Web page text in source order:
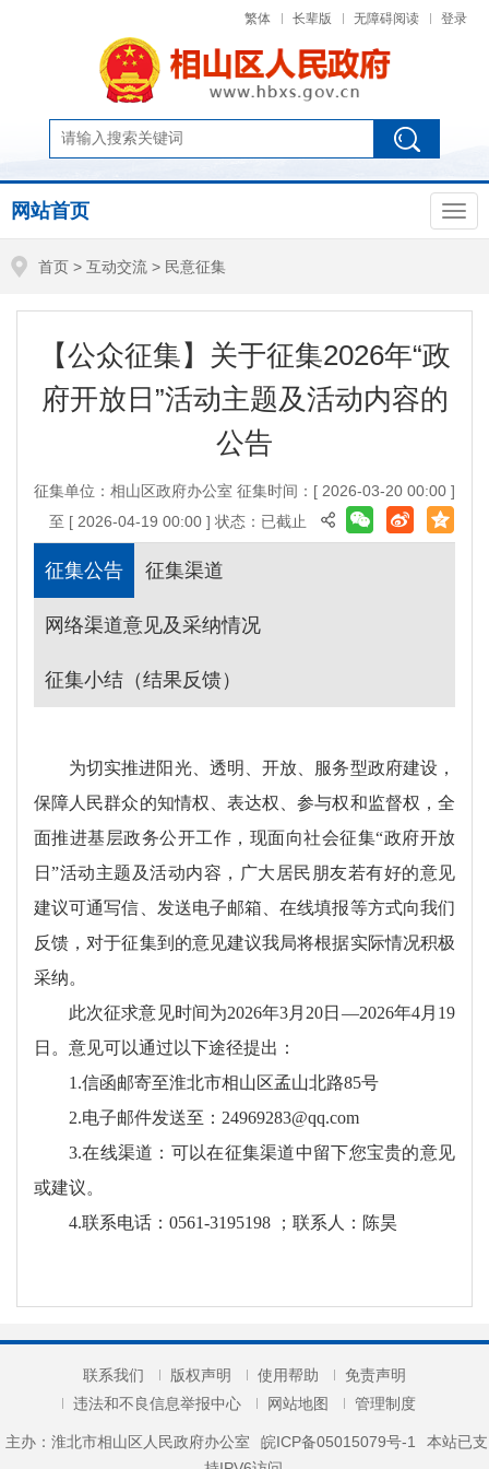
繁体 长辈版 无障碍阅读 登录
网站首页
首页 > 互动交流 > 民意征集
【公众征集】关于征集2026年“政
府开放日”活动主题及活动内容的
公告
征集单位：相山区政府办公室 征集时间：[ 2026-03-20 00:00 ]
至 [ 2026-04-19 00:00 ] 状态： 已截止
征集公告 征集渠道
网络渠道意见及采纳情况
征集小结（结果反馈）
为切实推进阳光、透明、开放、服务型政府建设，
保障人民群众的知情权、表达权、参与权和监督权，全
面推进基层政务公开工作，现面向社会征集“政府开放
日”活动主题及活动内容，广大居民朋友若有好的意见
建议可通写信、发送电子邮箱、在线填报等方式向我们
反馈，对于征集到的意见建议我局将根据实际情况积极
采纳。
此次征求意见时间为2026年3月20日—2026年4月19
日。意见可以通过以下途径提出：
1.信函邮寄至淮北市相山区孟山北路85号
2.电子邮件发送至：24969283@qq.com
3.在线渠道：可以在征集渠道中留下您宝贵的意见
或建议。
4.联系电话：0561-3195198 ；联系人：陈昊
联系我们 版权声明 使用帮助
免责声明
违法和不良信息举报中心
网站地图 管理制度
主办：淮北市相山区人民政府办公室 皖ICP备05015079号-1
本站已支